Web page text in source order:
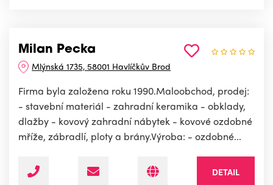
Milan Pecka
Mlýnská 1735, 58001 Havlíčkův Brod
Firma byla založena roku 1990.Maloobchod, prodej:
- stavební materiál - zahradní keramika - obklady,
dlažby - kovový zahradní nábytek - kovové ozdobné
mříže, zábradlí, ploty a brány.Výroba: - ozdobné...
DETAIL